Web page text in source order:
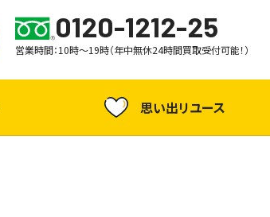
0120-1212-25
営業時間：10時～19時（年中無休24時間買取受付可能！）
思い出リユース